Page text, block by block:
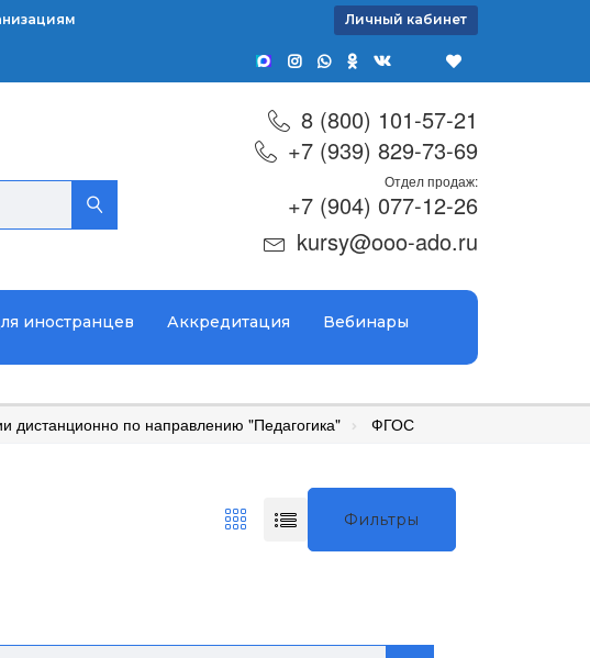
Личный кабинет
8 (800) 101-57-21
+7 (939) 829-73-69
Отдел продаж:
+7 (904) 077-12-26
kursy@ooo-ado.ru
иностранцев Аккредитация Вебинары
дистанционно по направлению "Педагогика" ФГОС
Фильтры